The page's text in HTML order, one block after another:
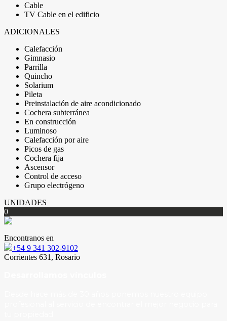
Cable
TV Cable en el edificio
ADICIONALES
Calefacción
Gimnasio
Parrilla
Quincho
Solarium
Pileta
Preinstalación de aire acondicionado
Cochera subterránea
En construcción
Luminoso
Calefacción por aire
Picos de gas
Cochera fija
Ascensor
Control de acceso
Grupo electrógeno
UNIDADES
0
Encontranos en
+54 9 341 302-9102
Corrientes 631, Rosario